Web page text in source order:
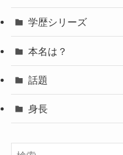
学歴シリーズ
本名は？
話題
身長